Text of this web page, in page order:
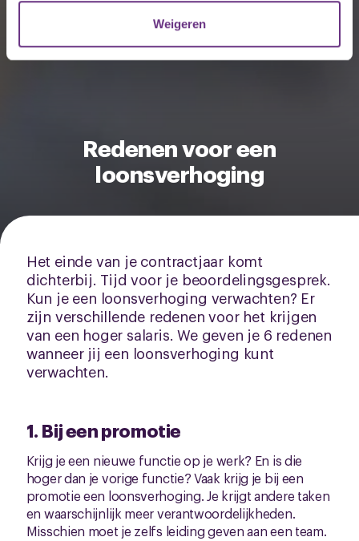
verzameld op basis van uw gebruik van hun services.
U kunt uw toestemming op elk moment wijzigen of
Weigeren
Redenen voor een
loonsverhoging
Het einde van je contractjaar komt
dichterbij. Tijd voor je beoordelingsgesprek.
Kun je een loonsverhoging verwachten? Er
zijn verschillende redenen voor het krijgen
van een hoger salaris. We geven je 6 redenen
wanneer jij een loonsverhoging kunt
verwachten.
1. Bij een promotie
Krijg je een nieuwe functie op je werk? En is die
hoger dan je vorige functie? Vaak krijg je bij een
promotie een loonsverhoging. Je krijgt andere taken
en waarschijnlijk meer verantwoordelijkheden.
Misschien moet je zelfs leiding geven aan een team.